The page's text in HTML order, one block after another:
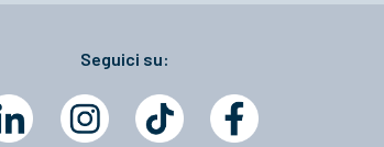
Seguici su: